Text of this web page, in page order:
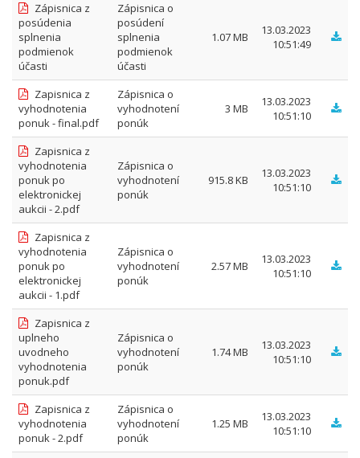
Zápisnica z
posúdenia
splnenia
podmienok
účasti
Zápisnica o
posúdení
splnenia
podmienok
účasti
1.07 MB
13.03.2023
10:51:49
Zapisnica z
vyhodnotenia
ponuk - final.pdf
Zápisnica o
vyhodnotení
ponúk
3 MB
13.03.2023
10:51:10
Zapisnica z
vyhodnotenia
ponuk po
elektronickej
aukcii - 2.pdf
Zápisnica o
vyhodnotení
ponúk
915.8 KB
13.03.2023
10:51:10
Zapisnica z
vyhodnotenia
ponuk po
elektronickej
aukcii - 1.pdf
Zápisnica o
vyhodnotení
ponúk
2.57 MB
13.03.2023
10:51:10
Zapisnica z
uplneho
uvodneho
vyhodnotenia
ponuk.pdf
Zápisnica o
vyhodnotení
ponúk
1.74 MB
13.03.2023
10:51:10
Zapisnica z
vyhodnotenia
ponuk - 2.pdf
Zápisnica o
vyhodnotení
ponúk
1.25 MB
13.03.2023
10:51:10